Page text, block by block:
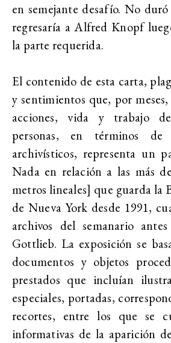
en semejante desafío. No
regresaría a Alfred Knopf
la parte requerida.
El contenido de esta carta,
y sentimientos que, por
acciones, vida y trabajo
personas, en términos de
archivísticos, representa un
Nada en relación a las más
metros lineales] que guarda la
de Nueva York desde 1991,
archivos del semanario
Gottlieb. La exposición se
documentos y objetos
prestados que incluían
especiales, portadas,
recortes, entre los que se
informativas de la aparición de